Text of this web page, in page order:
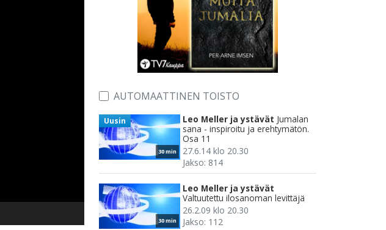
AUTOMAATTINEN TOISTO
30 min
Uusin Leo Meller ja ystävät Jumalan
sana - inspiroitu ja erehtymätön.
Osa 11
27.6.14 klo 20.30
Jakso: 814
30 min
Leo Meller ja ystävät
Valtuutettu ilosanoman levittäjä
26.2.09 klo 20.30
Jakso: 112